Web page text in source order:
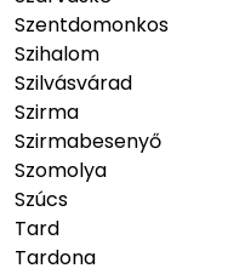
Szentdomonkos
Szihalom
Szilvásvárad
Szirma
Szirmabesenyő
Szomolya
Szúcs
Tard
Tardona